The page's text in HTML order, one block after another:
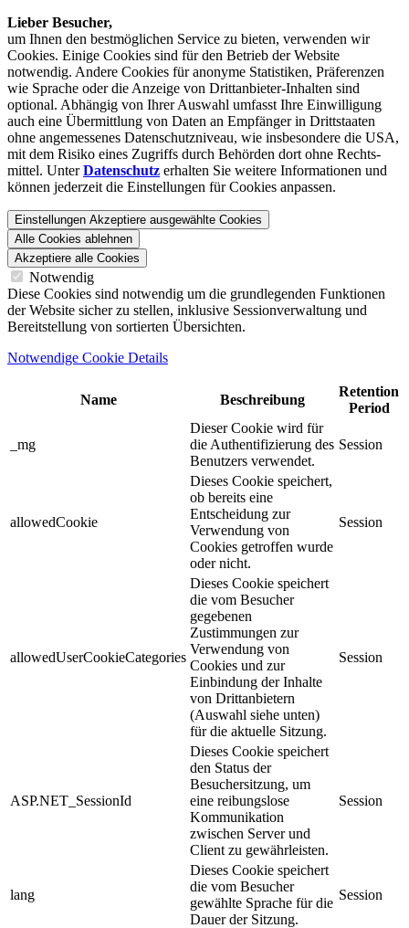
Lieber Besucher,
um Ihnen den best­möglichen Service zu bieten, verwenden wir
Cookies. Einige Cookies sind für den Betrieb der Website
notwendig. Andere Cookies für anonyme Statistiken, Präferenzen
wie Sprache oder die Anzeige von Dritt­anbieter-Inhalten sind
optional. Abhängig von Ihrer Auswahl umfasst Ihre Einwilligung
auch eine Übermittlung von Daten an Empfänger in Drittstaaten
ohne angemessenes Daten­schutz­niveau, wie insbesondere die USA,
mit dem Risiko eines Zugriffs durch Behörden dort ohne Rechts­
mittel. UnterDatenschutz erhalten Sie weitere Informationen und
können jederzeit die Einstellungen für Cookies anpassen.
Einstellungen Akzeptiere ausgewählte Cookies
Alle Cookies ablehnen
Akzeptiere alle Cookies
Notwendig
Diese Cookies sind notwendig um die grundlegenden Funktionen
der Website sicher zu stellen, inklusive Sessionverwaltung und
Bereitstellung von sortierten Übersichten.
Notwendige Cookie Details
Name Beschreibung
Retention
Period
_mg
Dieser Cookie wird für
die Authentifizierung des
Benutzers verwendet.
Session
allowedCookie
Dieses Cookie speichert,
ob bereits eine
Entscheidung zur
Verwendung von
Cookies getroffen wurde
oder nicht.
Session
allowedUserCookieCategories
Dieses Cookie speichert
die vom Besucher
gegebenen
Zustimmungen zur
Verwendung von
Cookies und zur
Einbindung der Inhalte
von Drittanbietern
(Auswahl siehe unten)
für die aktuelle Sitzung.
Session
ASP.NET_SessionId
Dieses Cookie speichert
den Status der
Besuchersitzung, um
eine reibungslose
Kommunikation
zwischen Server und
Client zu gewährleisten.
Session
lang
Dieses Cookie speichert
die vom Besucher
gewählte Sprache für die
Dauer der Sitzung.
Session